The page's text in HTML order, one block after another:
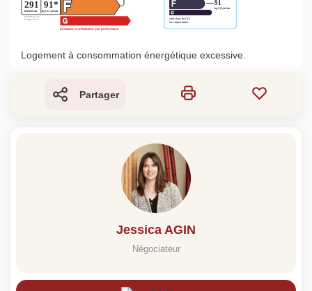
Logement à consommation énergétique excessive.
Partager
Jessica AGIN
Négociateur